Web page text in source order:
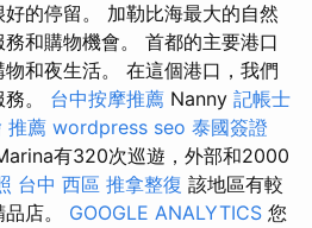
的停留。 加勒比海最大的自然
和購物機會。 首都的主要港口
和夜生活。 在這個港口，我們
。 台中按摩推薦 Nanny 記帳士
推薦 wordpress seo 泰國簽證
有320次巡遊，外部和2000
台中 西區 推拿整復 該地區有較
店。 GOOGLE ANALYTICS 您